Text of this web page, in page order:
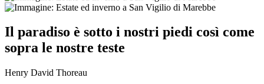
Il paradiso è sotto i nostri piedi così come
sopra le nostre teste
Henry David Thoreau